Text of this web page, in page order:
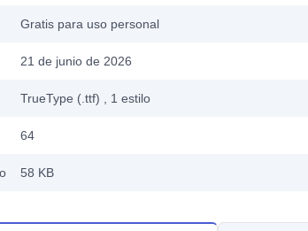
Gratis para uso personal
21 de junio de 2026
TrueType (.ttf) , 1 estilo
64
58 KB